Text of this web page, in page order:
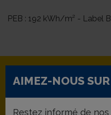
PEB : 192 kWh/m² - Label B
AIMEZ-NOUS
Restez informé de